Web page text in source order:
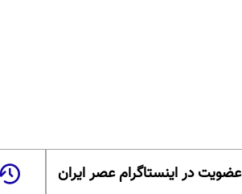
عضویت در اینستاگرام عصر ایران